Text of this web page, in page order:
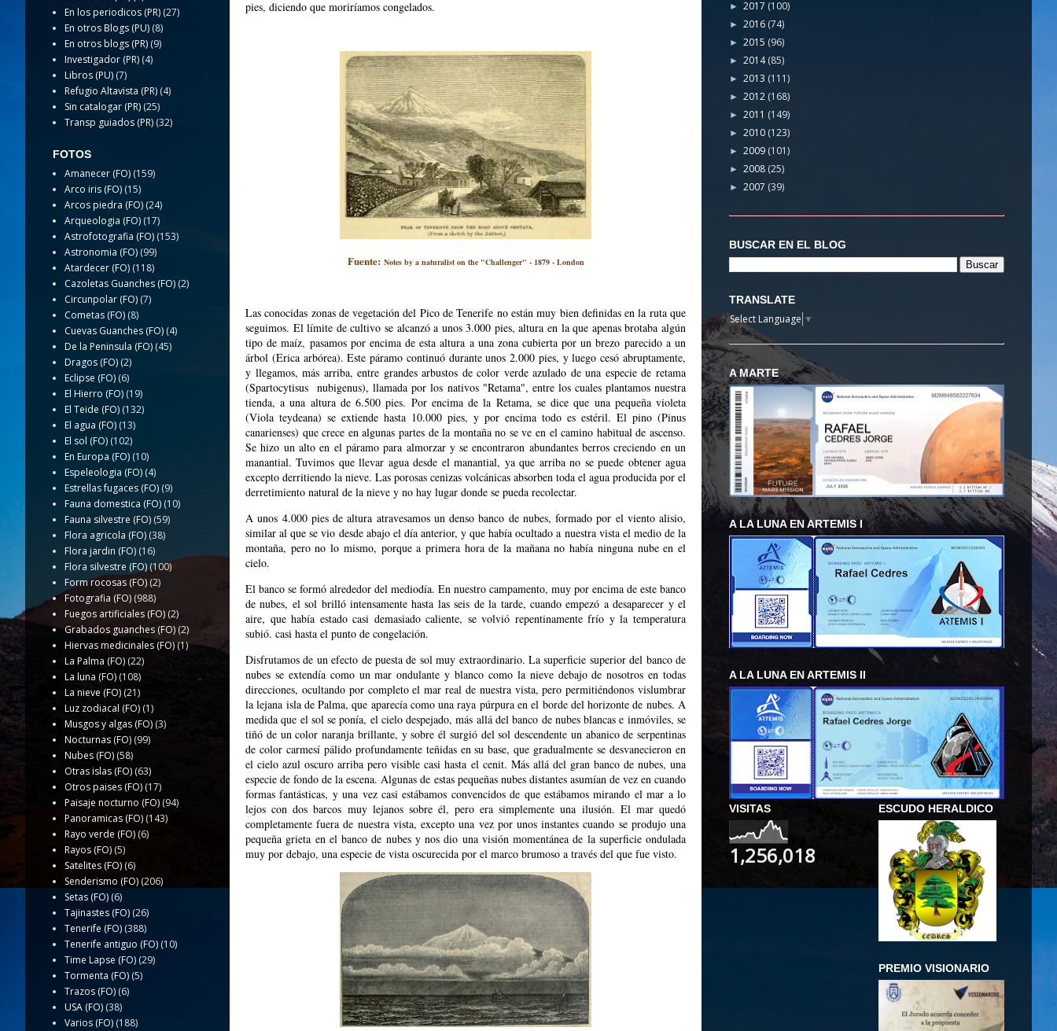
pies, diciendo que moriríamos congelados.
Fuente: Notes by a naturalist on the "Challenger" - 1879 - London
Las conocidas zonas de vegetación del Pico de Tenerife no están muy bien definidas en la ruta que
seguimos. El límite de cultivo se alcanzó a unos 3.000 pies, altura en la que apenas brotaba algún
tipo de maíz, pasamos por encima de esta altura a una zona cubierta por un brezo parecido a un
árbol (Erica arbórea). Este páramo continuó durante unos 2.000 pies, y luego cesó abruptamente,
y llegamos, más arriba, entre grandes arbustos de color verde azulado de una especie de retama
(Spartocytisus nubigenus), llamada por los nativos "Retama", entre los cuales plantamos nuestra
tienda, a una altura de 6.500 pies. Por encima de la Retama, se dice que una pequeña violeta
(Viola teydeana) se extiende hasta 10.000 pies, y por encima todo es estéril. El pino (Pinus
canarienses) que crece en algunas partes de la montaña no se ve en el camino habitual de ascenso.
Se hizo un alto en el páramo para almorzar y se encontraron abundantes berros creciendo en un
manantial. Tuvimos que llevar agua desde el manantial, ya que arriba no se puede obtener agua
excepto derritiendo la nieve. Las porosas cenizas volcánicas absorben toda el agua producida por el
derretimiento natural de la nieve y no hay lugar donde se pueda recolectar.
A unos 4.000 pies de altura atravesamos un denso banco de nubes, formado por el viento alisio,
similar al que se vio desde abajo el día anterior, y que había ocultado a nuestra vista el medio de la
montaña, pero no lo mismo, porque a primera hora de la mañana no había ninguna nube en el
cielo.
El banco se formó alrededor del mediodía. En nuestro campamento, muy por encima de este banco
de nubes, el sol brilló intensamente hasta las seis de la tarde, cuando empezó a desaparecer y el
aire, que había estado casi demasiado caliente, se volvió repentinamente frío y la temperatura
subió. casi hasta el punto de congelación.
Disfrutamos de un efecto de puesta de sol muy extraordinario. La superficie superior del banco de
nubes se extendía como un mar ondulante y blanco como la nieve debajo de nosotros en todas
direcciones, ocultando por completo el mar real de nuestra vista, pero permitiéndonos vislumbrar
la lejana isla de Palma, que aparecía como una raya púrpura en el borde del horizonte de nubes. A
medida que el sol se ponía, el cielo despejado, más allá del banco de nubes blancas e inmóviles, se
tiñó de un color naranja brillante, y sobre él surgió del sol descendente un abanico de serpentinas
de color carmesí pálido profundamente teñidas en su base, que gradualmente se desvanecieron en
el cielo azul oscuro arriba pero visible casi hasta el cenit. Más allá del gran banco de nubes, una
especie de fondo de la escena. Algunas de estas pequeñas nubes distantes asumían de vez en cuando
formas fantásticas, y una vez casi estábamos convencidos de que estábamos mirando el mar a lo
lejos con dos barcos muy lejanos sobre él, pero era simplemente una ilusión. El mar quedó
completamente fuera de nuestra vista, excepto una vez por unos instantes cuando se produjo una
pequeña grieta en el banco de nubes y nos dio una visión momentánea de la superficie ondulada
muy por debajo, una especie de vista oscurecida por el marco brumoso a través del que fue visto.
En los periodicos (PR) (27)
En otros Blogs (PU) (8)
En otros blogs (PR) (9)
Investigador (PR) (4)
Libros (PU) (7)
Refugio Altavista (PR) (4)
Sin catalogar (PR) (25)
Transp guiados (PR) (32)
FOTOS
Amanecer (FO) (159)
Arco iris (FO) (15)
Arcos piedra (FO) (24)
Arqueologia (FO) (17)
Astrofotografia (FO) (153)
Astronomia (FO) (99)
Atardecer (FO) (118)
Cazoletas Guanches (FO) (2)
Circunpolar (FO) (7)
Cometas (FO) (8)
Cuevas Guanches (FO) (4)
De la Peninsula (FO) (45)
Dragos (FO) (2)
Eclipse (FO) (6)
El Hierro (FO) (19)
El Teide (FO) (132)
El agua (FO) (13)
El sol (FO) (102)
En Europa (FO) (10)
Espeleologia (FO) (4)
Estrellas fugaces (FO) (9)
Fauna domestica (FO) (10)
Fauna silvestre (FO) (59)
Flora agricola (FO) (38)
Flora jardin (FO) (16)
Flora silvestre (FO)(100)
Form rocosas (FO) (2)
Fotografia (FO) (988)
Fuegos artificiales (FO) (2)
Grabados guanches (FO) (2)
Hiervas medicinales (FO)(1)
La Palma (FO) (22)
La luna (FO) (108)
La nieve (FO) (21)
Luz zodiacal (FO) (1)
Musgos y algas (FO) (3)
Nocturnas (FO) (99)
Nubes (FO) (58)
Otras islas (FO) (63)
Otros paises (FO) (17)
Paisaje nocturno (FO) (94)
Panoramicas (FO) (143)
Rayo verde (FO) (6)
Rayos (FO) (5)
Satelites (FO) (6)
Senderismo (FO) (206)
Setas (FO) (6)
Tajinastes (FO) (26)
Tenerife (FO) (388)
Tenerife antiguo (FO) (10)
Time Lapse (FO) (29)
Tormenta (FO) (5)
Trazos (FO) (6)
USA (FO) (38)
Varios (FO) (188)
► 2017 (100)
► 2016 (74)
► 2015 (96)
► 2014(85)
► 2013 (111)
► 2012 (168)
► 2011 (149)
► 2010 (123)
► 2009 (101)
► 2008 (25)
► 2007 (39)
BUSCAR EN EL BLOG
TRANSLATE
Select Language ▼
A MARTE
A LA LUNA EN ARTEMIS I
A LA LUNA EN ARTEMIS II
VISITAS
1,256,018
ESCUDO HERALDICO
PREMIO VISIONARIO